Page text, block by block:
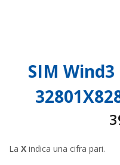
SIM
La X indica una cifra pari.